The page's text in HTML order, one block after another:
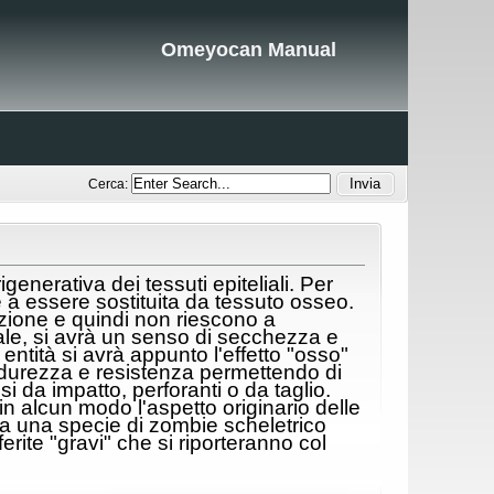
Omeyocan Manual
Cerca:
dei tessuti epiteliali. Per
essere sostituita da tessuto osseo.
e quindi non riescono a
si avrà un senso di secchezza e
si avrà appunto l'effetto "osso"
e resistenza permettendo di
da impatto, perforanti o da taglio.
alcun modo l'aspetto originario delle
una specie di zombie scheletrico
"gravi" che si riporteranno col